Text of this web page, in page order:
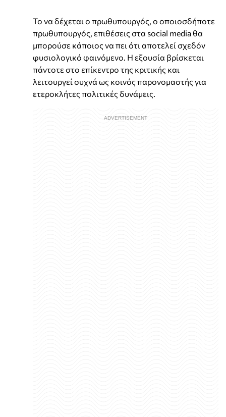
Το να δέχεται ο πρωθυπουργός, ο οποιοσδήποτε
πρωθυπουργός, επιθέσεις στα social media θα
μπορούσε κάποιος να πει ότι αποτελεί σχεδόν
φυσιολογικό φαινόμενο. Η εξουσία βρίσκεται
πάντοτε στο επίκεντρο της κριτικής και
λειτουργεί συχνά ως κοινός παρονομαστής για
ετεροκλήτες πολιτικές δυνάμεις.